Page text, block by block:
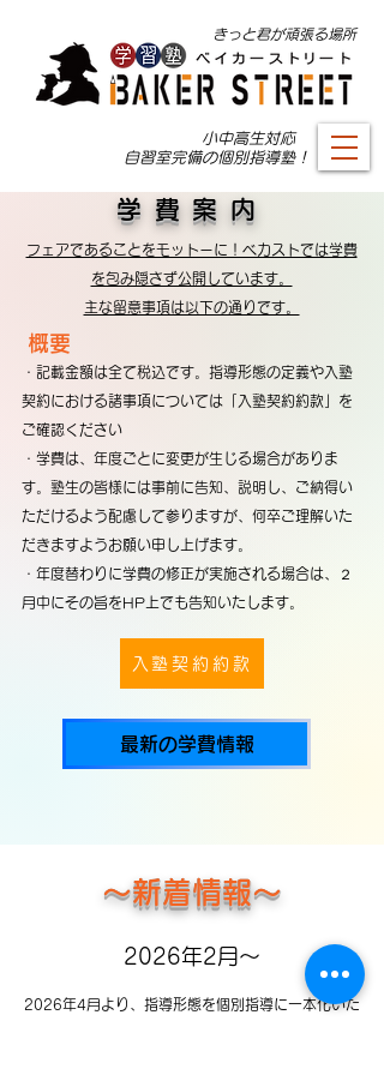
​きっと君が頑張る場所
小中高生対応 ​
自習室完備の個別指導塾！
学費案内
フェアであることをモットーに！ベカストでは学費
を包み隠さず公開しています。
主な留意事項は以下の通りです。
・記載金額は全て税込です。指導形態の定義や入塾
契約における諸事項については「入塾契約約款」を
ご確認ください
・学費は、年度ごとに変更が生じる場合がありま
す。塾生の皆様には事前に告知、説明し、ご納得い
ただけるよう配慮して参りますが、何卒ご理解いた
だきますようお願い申し上げます。
・年度替わりに学費の修正が実施される場合は、２
月中にその旨をHP上でも告知いたします。
​概要
入塾契約約款
最新の学費情報
～​新着情報～
2026年2月～
2026年4月より、指導形態を個別指導に一本化いた